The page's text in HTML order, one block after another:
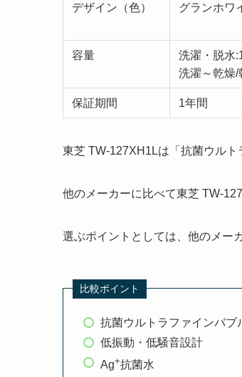
デザイン（色） グランホワ
容量
洗濯・脱水
洗濯～乾燥/
保証期間 1年間
東芝 TW-127XH1Lは「抗菌ウルト
他のメーカーに比べて東芝 TW-
選ぶポイントとしては、他のメー
比較ポイント
抗菌ウルトラファインバブ
低振動・低騒音設計
Ag+抗菌水